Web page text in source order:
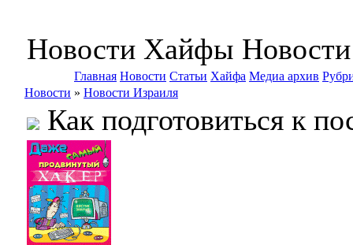
Новости Хайфы
Главная Новости Статьи Хайфа Медиа архив
Новости » Новости Израиля
Как подготовиться к